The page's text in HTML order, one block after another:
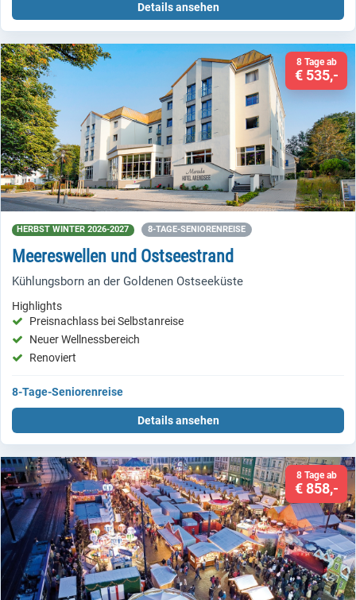
Details ansehen
8 Tage ab
€ 535,-
HERBST WINTER 2026-2027 8-TAGE-SENIORENREISE
Meereswellen und Ostseestrand
Kühlungsborn an der Goldenen Ostseeküste
Highlights
Preisnachlass bei Selbstanreise
Neuer Wellnessbereich
Renoviert
8-Tage-Seniorenreise
Details ansehen
8 Tage ab
€ 858,-